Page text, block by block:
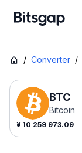
/ Converter /
BTC
Bitcoin
¥ 10 259 973.09